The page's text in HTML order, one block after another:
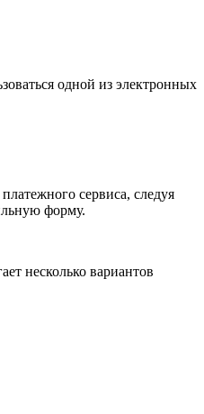
одной из электронных
сервиса, следуя
форму.
несколько вариантов